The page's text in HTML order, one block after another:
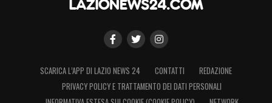
SCARICA L’APP DI LAZIO NEWS 24 CONTATTI
REDAZIONE
PRIVACY POLICY E TRATTAMENTO DEI DATI PERSONALI